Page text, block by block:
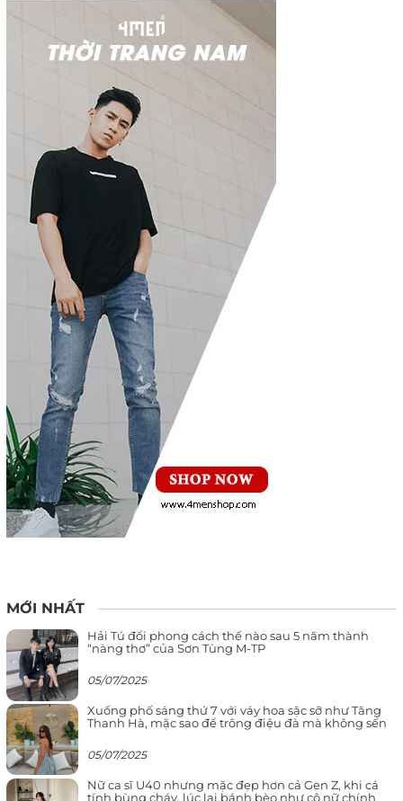
MỚI NHẤT
Hải Tú đổi phong cách thế nào sau 5 năm thành
“nàng thơ” của Sơn Tùng M-TP
05/07/2025
Xuống phố sáng thứ 7 với váy hoa sặc sỡ như Tăng
Thanh Hà, mặc sao để trông điệu đà mà không sến
05/07/2025
Nữ ca sĩ U40 nhưng mặc đẹp hơn cả Gen Z, khi cá
tính bùng cháy, lúc lại bánh bèo như cô nữ chính